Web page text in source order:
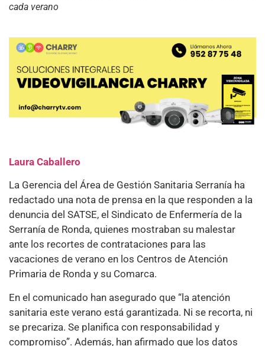
cada verano
Laura Caballero
La Gerencia del Área de Gestión Sanitaria Serranía ha
redactado una nota de prensa en la que responden a la
denuncia del SATSE, el Sindicato de Enfermería de la
Serranía de Ronda, quienes mostraban su malestar
ante los recortes de contrataciones para las
vacaciones de verano en los Centros de Atención
Primaria de Ronda y su Comarca.
En el comunicado han asegurado que “la atención
sanitaria este verano está garantizada. Ni se recorta, ni
se precariza. Se planifica con responsabilidad y
compromiso”. Además, han afirmado que los datos